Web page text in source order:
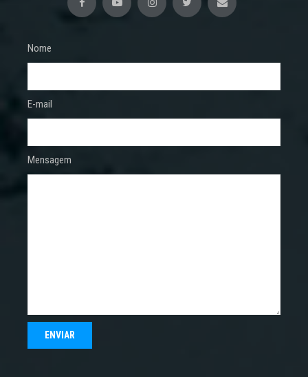
Nome
E-mail
Mensagem